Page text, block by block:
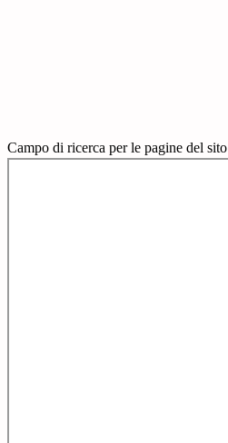
Campo di ricerca per le pagine del sito